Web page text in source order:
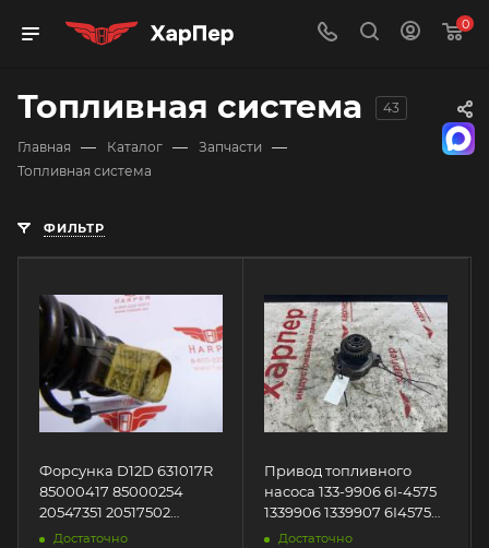
0
Топливная система 43
Главная — Каталог — Запчасти —
Топливная система
ФИЛЬТР
Форсунка D12D 631017R
85000417 85000254
20547351 20517502
20810171 Volvo
Достаточно
Привод топливного
насоса 133-9906 6I-4575
1339906 1339907 6I4575
133-9907 Caterpillar
Достаточно